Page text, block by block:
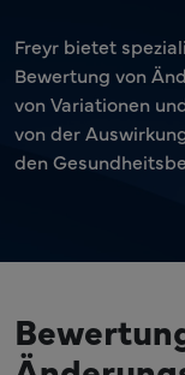
Freyr bietet
Bewertung von
von Variationen
von der
den